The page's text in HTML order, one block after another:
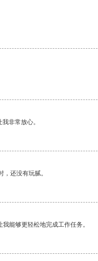
非常放心。
还没有玩腻。
能够更轻松地完成工作任务。